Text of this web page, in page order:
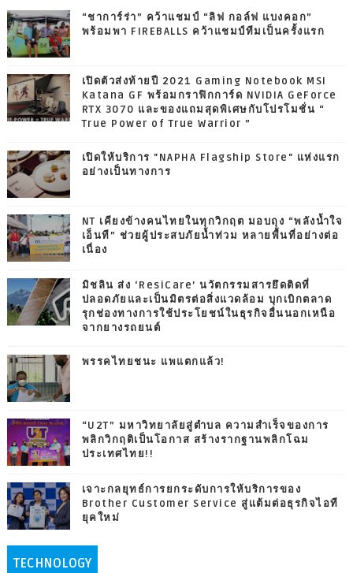
“ชาการ์ร่า” คว้าแชมป์ “ลิฟ กอล์ฟ แบงคอก”
พร้อมพา FIREBALLS คว้าแชมป์ทีมเป็นครั้งแรก
เปิดตัวส่งท้ายปี 2021 Gaming Notebook MSI
Katana GF พร้อมกราฟิกการ์ด NVIDIA GeForce
RTX 3070 และของแถมสุดพิเศษกับโปรโมชั่น “
True Power of True Warrior ”
เปิดให้บริการ "NAPHA Flagship Store" แห่งแรก
อย่างเป็นทางการ
NT เคียงข้างคนไทยในทุกวิกฤต มอบถุง “พลังน้ำใจ
เอ็นที” ช่วยผู้ประสบภัยน้ำท่วม หลายพื้นที่อย่างต่อ
เนื่อง
มิชลิน ส่ง ‘ResiCare’ นวัตกรรมสารยึดติดที่
ปลอดภัยและเป็นมิตรต่อสิ่งแวดล้อม บุกเบิกตลาด
รุกช่องทางการใช้ประโยชน์ในธุรกิจอื่นนอกเหนือ
จากยางรถยนต์
พรรคไทยชนะ แพแตกแล้ว!
“U2T” มหาวิทยาลัยสู่ตำบล ความสำเร็จของการ
พลิกวิกฤติเป็นโอกาส สร้างรากฐานพลิกโฉม
ประเทศไทย!!
เจาะกลยุทธ์การยกระดับการให้บริการของ
Brother Customer Service สู่แต้มต่อธุรกิจไอที
ยุคใหม่
TECHNOLOGY